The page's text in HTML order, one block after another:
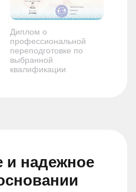
Диплом о
профессиональной
переподготовке по
выбранной
квалификации
и надежное